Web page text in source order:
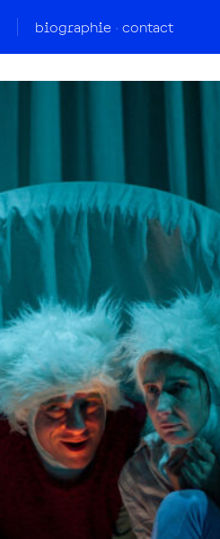
biographie contact